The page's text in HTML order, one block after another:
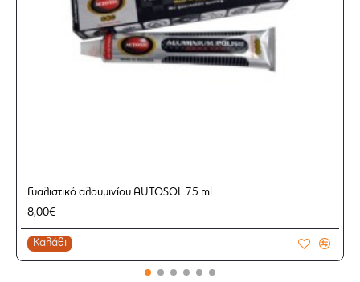
Γυαλιστικό αλουμινίου AUTOSOL 75 ml
8,00€
Καλάθι